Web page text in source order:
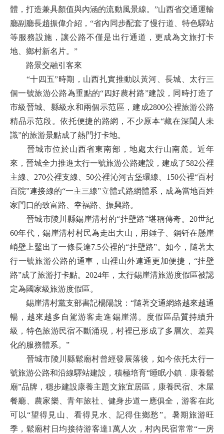
體，打造兼具顏值與內涵的流動風景線。”山西省交通運輸
廳副廳長趙振偉介紹，“省內同步配套了慢行道、特色驛站
等服務設施，讓公路不僅是出行通道，更成為文旅打卡
地、鄉村新名片。”
路景交融引客來
“十四五”時期，山西扎實推動以黃河、長城、太行三
個一號旅游公路為重點的“四好農村路”建設，同時打造了
市級晉城、縣級永和兩個示范區，建成2800公裡旅游公路
精品示范段。依托便捷的路網，不少原本“藏在深閨人未
識”的旅游景點成了熱門打卡地。
晉城市位於山西省東南部，地處太行山南麓。近年
來，晉城全力推進太行一號旅游公路建設，建成了582公裡
主線、270公裡支線、50公裡沁河古堡環線、150公裡“百村
百院”連接線的“一主三線”立體式路網體系，成為當地百姓
家門口的致富路、幸福路、振興路。
晉城市陵川縣錫崖溝村的“挂壁路”堪稱傳奇。20世紀
60年代，錫崖溝村村民為走出大山，用錘子、鋼钎在懸崖
峭壁上鑿出了一條長達7.5公裡的“挂壁路”。如今，隨著太
行一號旅游公路的通車，山裡山外連通更加便捷，“挂壁
路”成了旅游打卡點。2024年，太行錫崖溝旅游度假區被認
定為國家級旅游度假區。
錫崖溝村黨支部書記楊陽說：“隨著交通網絡越來越通
暢，越來越多自駕游客走進錫崖溝。度假區品質持續升
級，特色旅游民宿不斷涌現，村裡已形成了多層次、差異
化的服務體系。”
晉城市陵川縣鬆廟村曾經發展落後，如今依托太行一
號旅游公路和沿線驛站建設，積極培育“睡眠小鎮﹒康養鬆
廟”品牌，穩步建設康養主題文旅宜居區，康養民宿、木屋
餐廳、農家樂、青年旅社、健身步道一應俱全，游客在此
可以“望得見山、看得見水、記得住鄉愁”。暑期旅游旺
季，鬆廟村日均接待游客達1萬人次，村內民宿常常“一房